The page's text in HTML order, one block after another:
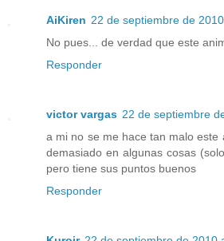
AiKiren 22 de septiembre de
No pues... de verdad que este
Responder
victor vargas 22 de septiembre
a mi no se me hace tan malo este
demasiado en algunas cosas
pero tiene sus puntos buenos
Responder